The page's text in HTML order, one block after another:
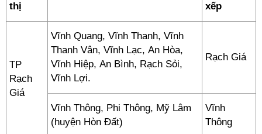
thị
xếp
TP
Rạch
Giá
Vĩnh Quang, Vĩnh Thanh, Vĩnh
Thanh Vân, Vĩnh Lạc, An Hòa,
Vĩnh Hiệp, An Bình, Rạch Sỏi,
Vĩnh Lợi.
Rạch Giá
Vĩnh Thông, Phi Thông, Mỹ Lâm
(huyện Hòn Đất)
Vĩnh
Thông